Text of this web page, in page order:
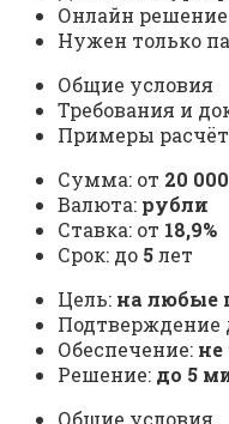
Онлайн решение
Нужен только
Общие условия
Требования и
Примеры
Сумма: от 20 000
Валюта: рубли
Ставка: от 18,9%
Срок: до 5лет
Цель: на любые
Подтверждение
Обеспечение: не
Решение: до 5
Общие условия